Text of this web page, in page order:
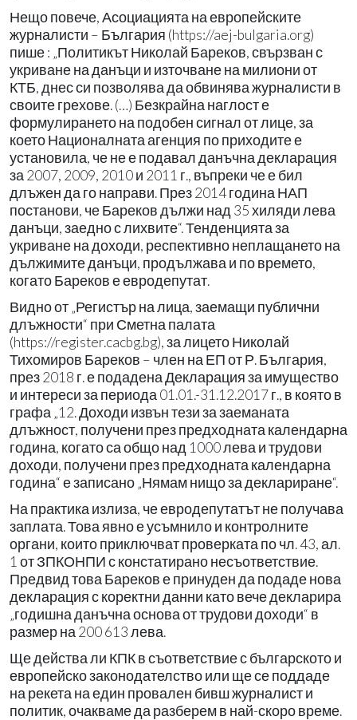
Нещо повече, Асоциацията на европейските
журналисти – България (https://aej-bulgaria.org)
пише : „Политикът Николай Бареков, свързван с
укриване на данъци и източване на милиони от
КТБ, днес си позволява да обвинява журналисти в
своите грехове. (…) Безкрайна наглост е
формулирането на подобен сигнал от лице, за
което Националната агенция по приходите е
установила, че не е подавал данъчна декларация
за 2007, 2009, 2010 и 2011 г., въпреки че е бил
длъжен да го направи. През 2014 година НАП
постанови, че Бареков дължи над 35 хиляди лева
данъци, заедно с лихвите“. Тенденцията за
укриване на доходи, респективно неплащането на
дължимите данъци, продължава и по времето,
когато Бареков е евродепутат.
Видно от „Регистър на лица, заемащи публични
длъжности“ при Сметна палата
(https://register.cacbg.bg), за лицето Николай
Тихомиров Бареков – член на ЕП от Р. България,
през 2018 г. е подадена Декларация за имущество
и интереси за периода 01.01.-31.12.2017 г., в която в
графа „12. Доходи извън тези за заеманата
длъжност, получени през предходната календарна
година, когато са общо над 1000 лева и трудови
доходи, получени през предходната календарна
година“ е записано „Нямам нищо за деклариране“.
На практика излиза, че евродепутатът не получава
заплата. Това явно е усъмнило и контролните
органи, които приключват проверката по чл. 43, ал.
1 от ЗПКОНПИ с констатирано несъответствие.
Предвид това Бареков е принуден да подаде нова
декларация с коректни данни като вече декларира
„годишна данъчна основа от трудови доходи“ в
размер на 200 613 лева.
Ще действа ли КПК в съответствие с българското и
европейско законодателство или ще се поддаде
на рекета на един провален бивш журналист и
политик, очакваме да разберем в най-скоро време.